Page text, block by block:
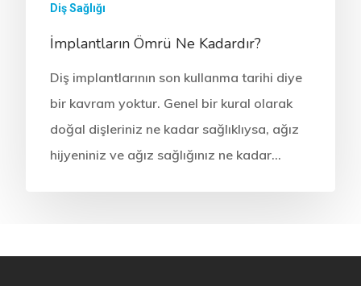
Diş Sağlığı
İmplantların Ömrü Ne Kadardır?
Diş implantlarının son kullanma tarihi diye
bir kavram yoktur. Genel bir kural olarak
doğal dişleriniz ne kadar sağlıklıysa, ağız
hijyeniniz ve ağız sağlığınız ne kadar…